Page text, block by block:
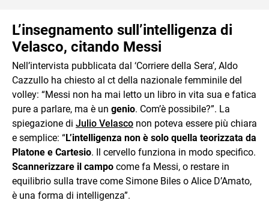
L’insegnamento sull’intelligenza di
Velasco, citando Messi
Nell’intervista pubblicata dal ‘Corriere della Sera’, Aldo
Cazzullo ha chiesto al ct della nazionale femminile del
volley: “Messi non ha mai letto un libro in vita sua e fatica
pure a parlare, ma è un genio. Com’è possibile?”. La
spiegazione di Julio Velasco non poteva essere più chiara
e semplice: “L’intelligenza non è solo quella teorizzata da
Platone e Cartesio. Il cervello funziona in modo specifico.
Scannerizzare il campo come fa Messi, o restare in
equilibrio sulla trave come Simone Biles o Alice D’Amato,
è una forma di intelligenza”.